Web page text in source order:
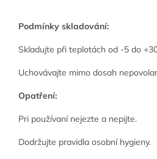
Podmínky skladování:
Skladujte při teplotách od -5 do
Uchovávajte mimo dosah
Opatření:
Pri používaní nejezte a nepijte.
Dodržujte pravidla osobní hygieny.